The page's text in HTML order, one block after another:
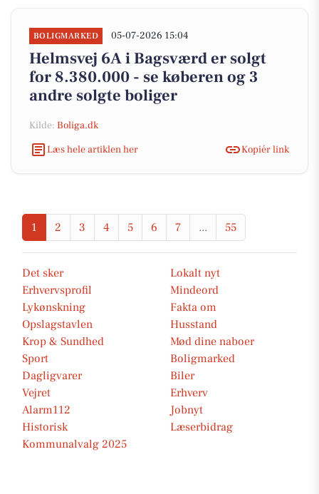
BOLIGMARKED 05-07-2026 15:04
Helmsvej 6A i Bagsværd er solgt
for 8.380.000 - se køberen og 3
andre solgte boliger
Kilde: Boliga.dk
Læs hele artiklen her
Kopiér link
1 2 3 4 5 6 7 ... 55
Det sker
Lokalt nyt
Erhvervsprofil
Mindeord
Lykønskning
Fakta om
Opslagstavlen
Husstand
Krop & Sundhed
Mød dine naboer
Sport
Boligmarked
Dagligvarer
Biler
Vejret
Erhverv
Alarm112
Jobnyt
Historisk
Læserbidrag
Kommunalvalg 2025